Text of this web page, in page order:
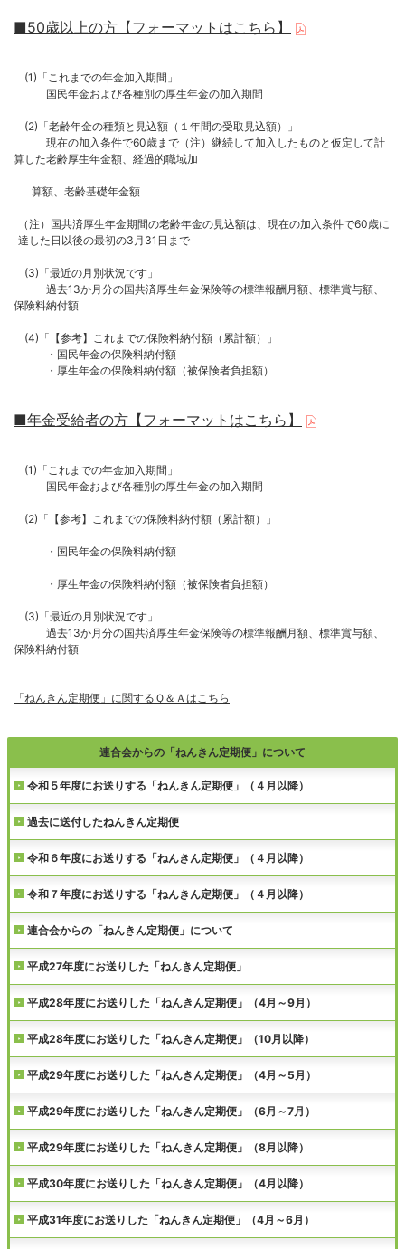
連合会からの「ねんきん定期便」について
令和５年度にお送りする「ねんきん定期便」（４月以降）
過去に送付したねんきん定期便
令和６年度にお送りする「ねんきん定期便」（４月以降）
令和７年度にお送りする「ねんきん定期便」（４月以降）
連合会からの「ねんきん定期便」について
平成27年度にお送りした「ねんきん定期便」
平成28年度にお送りした「ねんきん定期便」（4月～9月）
平成28年度にお送りした「ねんきん定期便」（10月以降）
平成29年度にお送りした「ねんきん定期便」（4月～5月）
平成29年度にお送りした「ねんきん定期便」（6月～7月）
平成29年度にお送りした「ねんきん定期便」（8月以降）
平成30年度にお送りした「ねんきん定期便」（4月以降）
平成31年度にお送りした「ねんきん定期便」（4月～6月）
■50歳以上の方【フォーマットはこちら】
(1)「これまでの年金加入期間」
国民年金および各種別の厚生年金の加入期間
(2)「老齢年金の種類と見込額（１年間の受取見込額）」
現在の加入条件で60歳まで（注）継続して加入したものと仮定して計
算した老齢厚生年金額、経過的職域加
算額、老齢基礎年金額
（注）国共済厚生年金期間の老齢年金の見込額は、現在の加入条件で60歳に
達した日以後の最初の3月31日まで
(3)「最近の月別状況です」
過去13か月分の国共済厚生年金保険等の標準報酬月額、標準賞与額、
保険料納付額
(4)「【参考】これまでの保険料納付額（累計額）」
・国民年金の保険料納付額
・厚生年金の保険料納付額（被保険者負担額）
■年金受給者の方【フォーマットはこちら】
(1)「これまでの年金加入期間」
国民年金および各種別の厚生年金の加入期間
(2)「【参考】これまでの保険料納付額（累計額）」
・国民年金の保険料納付額
・厚生年金の保険料納付額（被保険者負担額）
(3)「最近の月別状況です」
過去13か月分の国共済厚生年金保険等の標準報酬月額、標準賞与額、
保険料納付額
「ねんきん定期便」に関するＱ＆Ａはこちら